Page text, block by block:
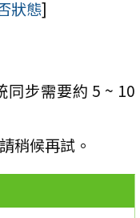
狀態]
同步需要約 5 ~ 10
稍候再試。